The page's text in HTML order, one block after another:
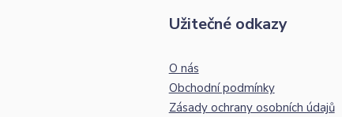
Užitečné odkazy
O nás
Obchodní podmínky
Zásady ochrany osobních údajů